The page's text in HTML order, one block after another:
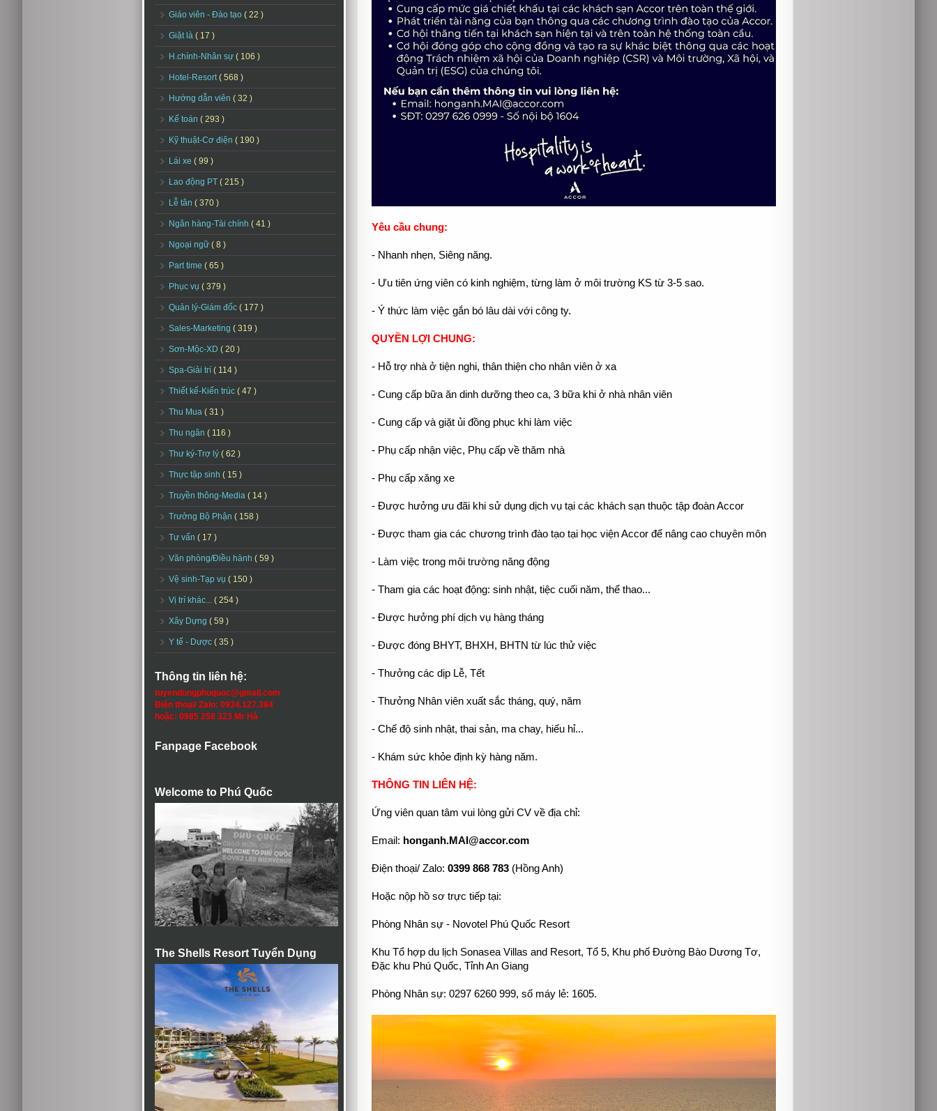
Giáo viên - Đào tạo ( 22 )
Giặt là ( 17 )
H.chính-Nhân sự ( 106 )
Hotel-Resort( 568 )
Hướng dẫn viên ( 32 )
Kế toán ( 293 )
Kỹ thuật-Cơ điện ( 190 )
Lái xe ( 99 )
Lao động PT ( 215 )
Lễ tân ( 370 )
Ngân hàng-Tài chính ( 41 )
Ngoại ngữ ( 8 )
Part time ( 65 )
Phục vụ ( 379 )
Quản lý-Giám đốc ( 177 )
Sales-Marketing ( 319 )
Sơn-Mộc-XD ( 20 )
Spa-Giải trí ( 114 )
Thiết kế-Kiến trúc ( 47 )
Thu Mua ( 31 )
Thu ngân ( 116 )
Thư ký-Trợ lý ( 62 )
Thực tập sinh ( 15 )
Truyền thông-Media ( 14 )
Trưởng Bộ Phận ( 158 )
Tư vấn ( 17 )
Văn phòng/Điều hành ( 59 )
Vệ sinh-Tạp vụ ( 150 )
Vị trí khác... ( 254 )
Xây Dựng ( 59 )
Y tế - Dược ( 35 )
Thông tin liên hệ:
tuyendungphuquoc@gmail.com
Điện thoại/ Zalo: 0934.127.384
hoặc: 0985 258 323 Mr Hà
Fanpage Facebook
Welcome to Phú Quốc
The Shells Resort Tuyển Dụng
Yêu cầu chung:
- Nhanh nhẹn, Siêng năng.
- Ưu tiên ứng viên có kinh nghiệm, từng làm ở môi trường KS từ 3-5 sao.
- Ý thức làm việc gắn bó lâu dài với công ty.
QUYỀN LỢI CHUNG:
- Hỗ trợ nhà ở tiện nghi, thân thiện cho nhân viên ở xa
- Cung cấp bữa ăn dinh dưỡng theo ca, 3 bữa khi ở nhà nhân viên
- Cung cấp và giặt ủi đồng phục khi làm việc
- Phụ cấp nhận việc, Phụ cấp về thăm nhà
- Phụ cấp xăng xe
- Được hưởng ưu đãi khi sử dụng dịch vụ tại các khách sạn thuộc tập đoàn Accor
- Được tham gia các chương trình đào tạo tại học viện Accor để nâng cao chuyên môn
- Làm việc trong môi trường năng động
- Tham gia các hoạt động: sinh nhật, tiệc cuối năm, thể thao...
- Được hưởng phí dịch vụ hàng tháng
- Được đóng BHYT, BHXH, BHTN từ lúc thử việc
- Thưởng các dịp Lễ, Tết
- Thưởng Nhân viên xuất sắc tháng, quý, năm
- Chế độ sinh nhật, thai sản, ma chay, hiếu hỉ...
- Khám sức khỏe định kỳ hàng năm.
THÔNG TIN LIÊN HỆ:
Ứng viên quan tâm vui lòng gửi CV về địa chỉ:
Email: honganh.MAI@accor.com
Điện thoại/ Zalo: 0399 868 783(Hồng Anh)
Hoặc nộp hồ sơ trực tiếp tại:
Phòng Nhân sự - Novotel Phú Quốc Resort
Khu Tổ hợp du lịch Sonasea Villas and Resort, Tổ 5, Khu phố Đường Bào Dương Tơ,
Đặc khu Phú Quốc, Tỉnh An Giang
Phòng Nhân sự: 0297 6260 999, số máy lẻ: 1605.